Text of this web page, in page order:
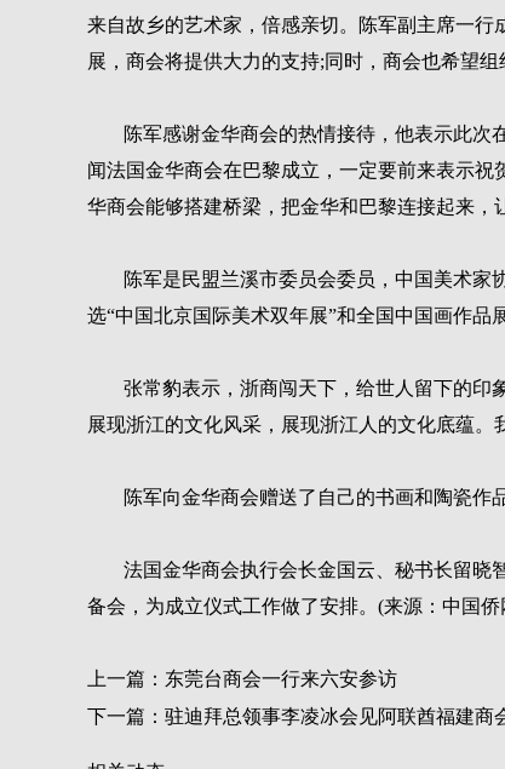
来自故乡的艺术家，倍感亲切。陈军副主席一
展，商会将提供大力的支持;同时，商会也希望
陈军感谢金华商会的热情接待，他表示此
闻法国金华商会在巴黎成立，一定要前来表示
华商会能够搭建桥梁，把金华和巴黎连接起来，
陈军是民盟兰溪市委员会委员，中国美术家
选“中国北京国际美术双年展”和全国中国画作品展
张常豹表示，浙商闯天下，给世人留下的印
展现浙江的文化风采，展现浙江人的文化底蕴
陈军向金华商会赠送了自己的书画和陶瓷作
法国金华商会执行会长金国云、秘书长留晓
备会，为成立仪式工作做了安排。(来源：中国侨
上一篇： 东莞台商会一行来六安参访
下一篇： 驻迪拜总领事李凌冰会见阿联酋福建商